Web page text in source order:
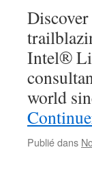
Intel®
world
Publié dans